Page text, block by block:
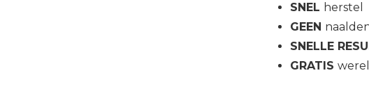
SNEL herstel
GEEN
SNELLE
GRATIS